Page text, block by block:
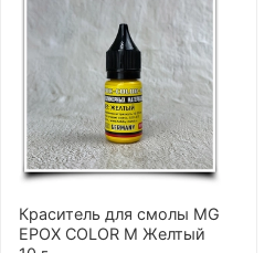
Краситель для смолы MG
EPOX COLOR M Желтый